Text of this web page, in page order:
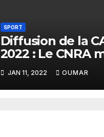
SPORT
Diffusion de la
2022 : Le CNRA
privée
JAN 11, 2022 OUMAR